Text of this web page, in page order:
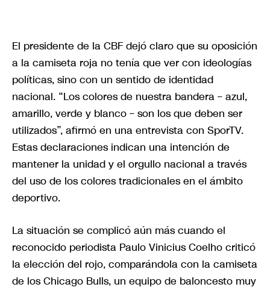
El presidente de la CBF dejó claro que su oposición
a la camiseta roja no tenía que ver con ideologías
políticas, sino con un sentido de identidad
nacional. “Los colores de nuestra bandera – azul,
amarillo, verde y blanco – son los que deben ser
utilizados”, afirmó en una entrevista con SporTV.
Estas declaraciones indican una intención de
mantener la unidad y el orgullo nacional a través
del uso de los colores tradicionales en el ámbito
deportivo.
La situación se complicó aún más cuando el
reconocido periodista Paulo Vinicius Coelho criticó
la elección del rojo, comparándola con la camiseta
de los Chicago Bulls, un equipo de baloncesto muy